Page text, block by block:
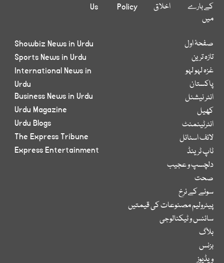
کے بارے
میں
اخلاق Policy
Us
صفحۂ اول
تازہ ترین
غزہ لہو لہو
پاکستان
انٹر نیشنل
کھیل
انٹرٹینمنٹ
لائف اسٹائل
ٹاپ ٹرینڈ
دلچسپ و عجیب
صحت
سونے کے نرخ
پیٹرولیم مصنوعات کی قیمتیں
سائنس و ٹیکنالوجی
بلاگ
بزنس
ویڈیوز
Showbiz News in Urdu
Sports News in Urdu
International News in
Urdu
Business News in Urdu
Urdu Magazine
Urdu Blogs
The Express Tribune
Express Entertainment